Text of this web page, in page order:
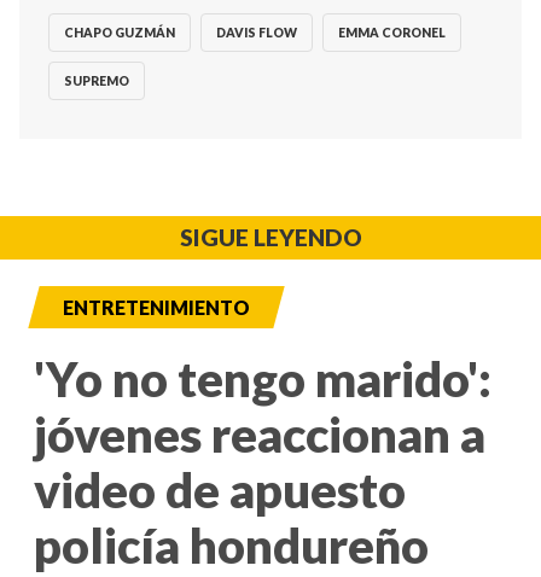
CHAPO GUZMÁN DAVIS FLOW EMMA CORONEL
SUPREMO
SIGUE LEYENDO
ENTRETENIMIENTO
'Yo no tengo marido':
jóvenes reaccionan a
video de apuesto
policía hondureño